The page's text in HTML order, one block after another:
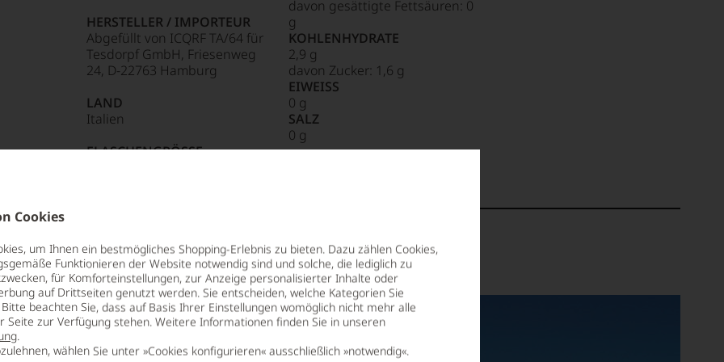
Cookies
um Ihnen ein bestmögliches Shopping-Erlebnis zu bieten. Dazu zählen Cookies,
Funktionieren der Website notwendig sind und solche, die lediglich zu
für Komforteinstellungen, zur Anzeige personalisierter Inhalte oder
auf Drittseiten genutzt werden. Sie entscheiden, welche Kategorien Sie
beachten Sie, dass auf Basis Ihrer Einstellungen womöglich nicht mehr alle
Seite zur Verfügung stehen. Weitere Informationen finden Sie in unseren
.
wählen Sie unter »Cookies konfigurieren« ausschließlich »notwendig«.
HERSTELLER / IMPORTEUR
Abgefüllt von ICQRF TA/64 für
Tesdorpf GmbH, Friesenweg
24, D-22763 Hamburg
LAND
Italien
FLASCHENGRÖSSE
davon gesättigte Fettsäuren: 0
g
KOHLENHYDRATE
2,9 g
davon Zucker: 1,6 g
EIWEISS
0 g
SALZ
0 g
Süditaliens steht die
ist verantwortlich für die (Wieder-)